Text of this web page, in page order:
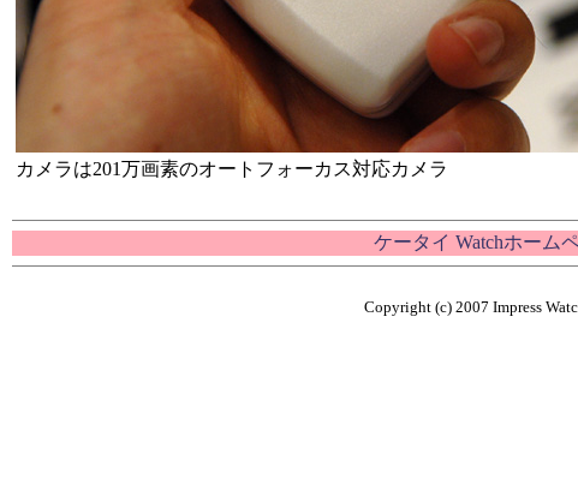
カメラは201万画素のオートフォーカス対応カメラ
ケータイ Watchホーム
Copyright (c) 2007 Impress